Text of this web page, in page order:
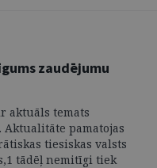
zaudējumu
aktuāls temats
pamatojas
tiesiskas valsts
tādēļ nemitīgi tiek